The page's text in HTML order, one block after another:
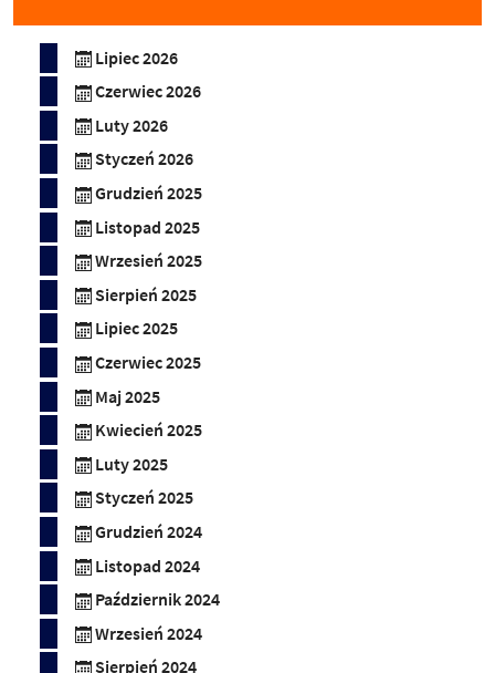
Lipiec 2026
Czerwiec 2026
Luty 2026
Styczeń 2026
Grudzień 2025
Listopad 2025
Wrzesień 2025
Sierpień 2025
Lipiec 2025
Czerwiec 2025
Maj 2025
Kwiecień 2025
Luty 2025
Styczeń 2025
Grudzień 2024
Listopad 2024
Październik 2024
Wrzesień 2024
Sierpień 2024